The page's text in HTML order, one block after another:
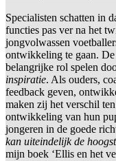
Specialisten schatten in
functies pas ver na het
jongvolwassen
ontwikkeling te gaan.
belangrijke rol spelen
inspiratie. Als ouders,
feedback geven,
maken zij het verschil
ontwikkeling van hun
jongeren in de goede
kan uiteindelijk de
mijn boek ‘Ellis en het